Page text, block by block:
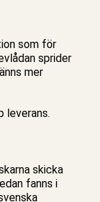
som för
sprider
mer
leverans.
skicka
fanns i